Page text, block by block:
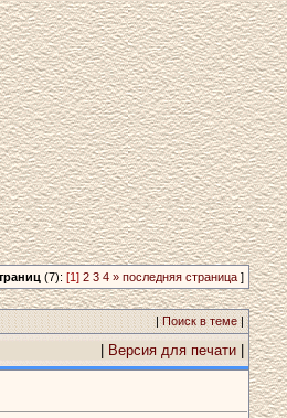
(7): [1] 2 3 4 » последняя страница ]
|Поиск в теме|
Версия для печати